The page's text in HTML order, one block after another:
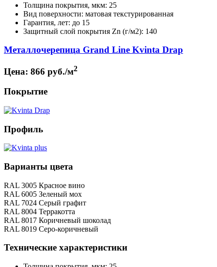
Толщина покрытия, мкм: 25
Вид поверхности: матовая текстурированная
Гарантия, лет: до 15
Защитный слой покрытия Zn (г/м2): 140
Металлочерепица Grand Line Kvinta Drap
Цена: 866 руб./м2
Покрытие
Профиль
Варианты цвета
RAL 3005 Красное вино
RAL 6005 Зеленый мох
RAL 7024 Серый графит
RAL 8004 Терракотта
RAL 8017 Коричневый шоколад
RAL 8019 Серо-коричневый
Технические характеристики